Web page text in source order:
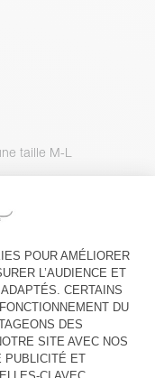
taille M-L
et le jeudi 13 août